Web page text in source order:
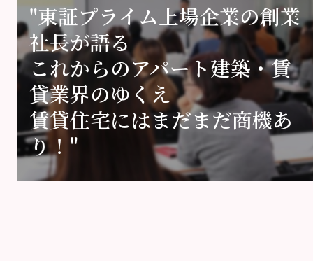
"東証プライム上場企業の創業
社長が語る
これからのアパート建築・賃
貸業界のゆくえ
賃貸住宅にはまだまだ商機あ
り！"